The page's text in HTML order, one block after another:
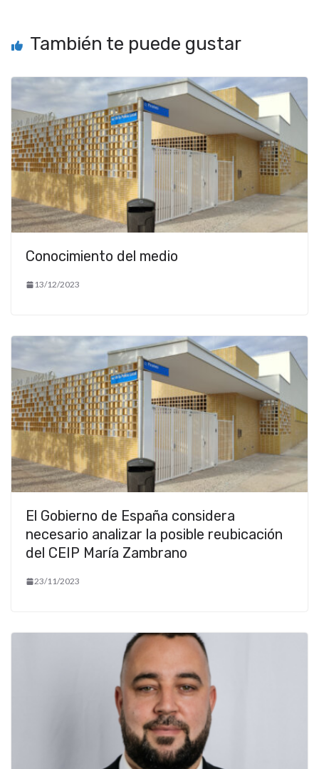
También te puede gustar
Conocimiento del medio
13/12/2023
El Gobierno de España considera
necesario analizar la posible reubicación
del CEIP María Zambrano
23/11/2023